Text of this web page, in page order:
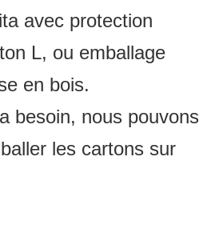
avec protection
L, ou emballage
en bois.
besoin, nous pouvons
les cartons sur